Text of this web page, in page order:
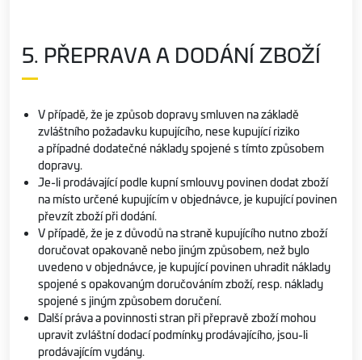
5. PŘEPRAVA A DODÁNÍ ZBOŽÍ
V případě, že je způsob dopravy smluven na základě
zvláštního požadavku kupujícího, nese kupující riziko
a případné dodatečné náklady spojené s tímto způsobem
dopravy.
Je-li prodávající podle kupní smlouvy povinen dodat zboží
na místo určené kupujícím v objednávce, je kupující povinen
převzít zboží při dodání.
V případě, že je z důvodů na straně kupujícího nutno zboží
doručovat opakovaně nebo jiným způsobem, než bylo
uvedeno v objednávce, je kupující povinen uhradit náklady
spojené s opakovaným doručováním zboží, resp. náklady
spojené s jiným způsobem doručení.
Další práva a povinnosti stran při přepravě zboží mohou
upravit zvláštní dodací podmínky prodávajícího, jsou-li
prodávajícím vydány.